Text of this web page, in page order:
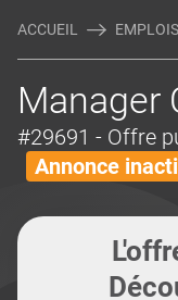
ACCUEIL EMPLOIS
Manager
#29691 - Offre
Annonce